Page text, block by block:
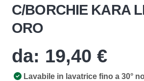
C/BORCHIE KARA
ORO
da: 19,40 €
Lavabile in lavatrice fino a 30°